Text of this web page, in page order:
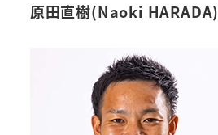
原田直樹(Naoki HARADA)